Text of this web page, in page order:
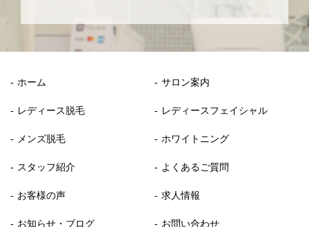
ホーム サロン案内
レディース脱毛 レディースフェイシャル
メンズ脱毛 ホワイトニング
スタッフ紹介 よくあるご質問
お客様の声 求人情報
お知らせ・ブログ お問い合わせ